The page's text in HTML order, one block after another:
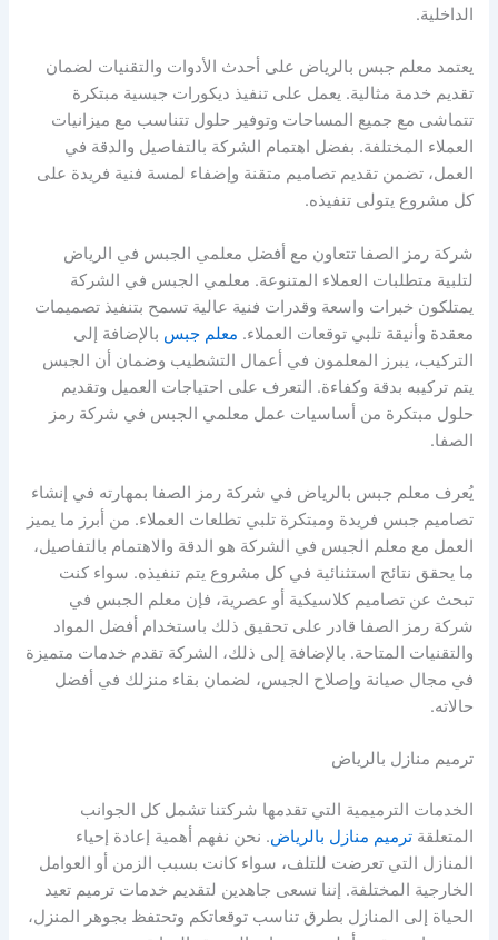
الداخلية.
يعتمد معلم جبس بالرياض على أحدث الأدوات والتقنيات لضمان
تقديم خدمة مثالية. يعمل على تنفيذ ديكورات جبسية مبتكرة
تتماشى مع جميع المساحات وتوفير حلول تتناسب مع ميزانيات
العملاء المختلفة. بفضل اهتمام الشركة بالتفاصيل والدقة في
العمل، تضمن تقديم تصاميم متقنة وإضفاء لمسة فنية فريدة على
كل مشروع يتولى تنفيذه.
شركة رمز الصفا تتعاون مع أفضل معلمي الجبس في الرياض
لتلبية متطلبات العملاء المتنوعة. معلمي الجبس في الشركة
يمتلكون خبرات واسعة وقدرات فنية عالية تسمح بتنفيذ تصميمات
معقدة وأنيقة تلبي توقعات العملاء. معلم جبس بالإضافة إلى
التركيب، يبرز المعلمون في أعمال التشطيب وضمان أن الجبس
يتم تركيبه بدقة وكفاءة. التعرف على احتياجات العميل وتقديم
حلول مبتكرة من أساسيات عمل معلمي الجبس في شركة رمز
الصفا.
يُعرف معلم جبس بالرياض في شركة رمز الصفا بمهارته في إنشاء
تصاميم جبس فريدة ومبتكرة تلبي تطلعات العملاء. من أبرز ما يميز
العمل مع معلم الجبس في الشركة هو الدقة والاهتمام بالتفاصيل،
ما يحقق نتائج استثنائية في كل مشروع يتم تنفيذه. سواء كنت
تبحث عن تصاميم كلاسيكية أو عصرية، فإن معلم الجبس في
شركة رمز الصفا قادر على تحقيق ذلك باستخدام أفضل المواد
والتقنيات المتاحة. بالإضافة إلى ذلك، الشركة تقدم خدمات متميزة
في مجال صيانة وإصلاح الجبس، لضمان بقاء منزلك في أفضل
حالاته.
ترميم منازل بالرياض
الخدمات الترميمية التي تقدمها شركتنا تشمل كل الجوانب
المتعلقةترميم منازل بالرياض. نحن نفهم أهمية إعادة إحياء
المنازل التي تعرضت للتلف، سواء كانت بسبب الزمن أو العوامل
الخارجية المختلفة. إننا نسعى جاهدين لتقديم خدمات ترميم تعيد
الحياة إلى المنازل بطرق تناسب توقعاتكم وتحتفظ بجوهر المنزل،